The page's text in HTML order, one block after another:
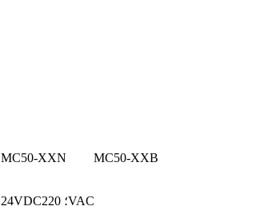
MC50-XXN MC50-XXB
24VDC؛ 220VAC